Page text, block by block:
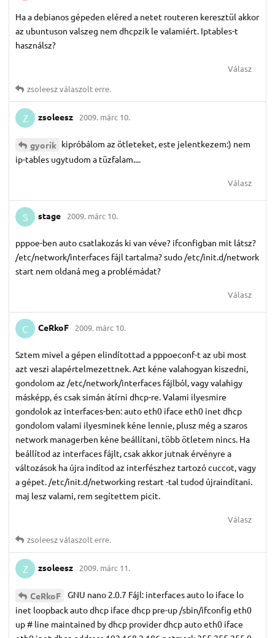
Ha a debianos gépeden eléred a netet routeren keresztül akkor
az ubuntuson valszeg nem dhcpzik le valamiért. Iptables-t
használsz?
Válasz
zsoleeszválaszolt erre.
Z zsoleesz 2009. márc 10.
gyorik kipróbálom az ötleteket, este jelentkezem:) nem
ip-tables ugytudom a tüzfalam....
Válasz
S stage 2009. márc 10.
pppoe-ben auto csatlakozás ki van véve? ifconfigban mit látsz?
/etc/network/interfaces fájl tartalma? sudo /etc/init.d/network
start nem oldaná meg a problémádat?
Válasz
C CeRkoF 2009. márc 10.
Sztem mivel a gépen elindítottad a pppoeconf-t az ubi most
azt veszi alapértelmezettnek. Azt kéne valahogyan kiszedni,
gondolom az /etc/network/interfaces fájlból, vagy valahigy
másképp, és csak simán átírni dhcp-re. Valami ilyesmire
gondolok az interfaces-ben: auto eth0 iface eth0 inet dhcp
gondolom valami ilyesminek kéne lennie, plusz még a szaros
network managerben kéne beállítani, több ötletem nincs. Ha
beállítod az interfaces fájlt, csak akkor jutnak érvényre a
változások ha újra indítod az interfészhez tartozó cuccot, vagy
a gépet. /etc/init.d/networking restart -tal tudod újraindítani.
maj lesz valami, rem segítettem picit.
Válasz
zsoleeszválaszolt erre.
Z zsoleesz 2009. márc 11.
CeRkoF
GNU nano 2.0.7 Fájl: interfaces auto lo iface lo
inet loopback auto dhcp iface dhcp pre-up /sbin/ifconfig eth0
up # line maintained by dhcp provider dhcp auto eth0 iface